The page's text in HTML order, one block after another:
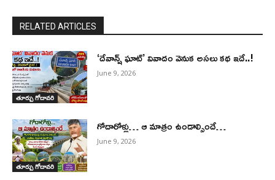
RELATED ARTICLES
తూర్పు గోదావరి
‘దేవాన్ష్ ఘాట్’ వివాదం వెనుక అసలు కథ ఇదే..!
June 9, 2026
తూర్పు గోదావరి
గోదారోళ్లు… ఆ మాత్రం ఉండాల్సిందే…
June 9, 2026